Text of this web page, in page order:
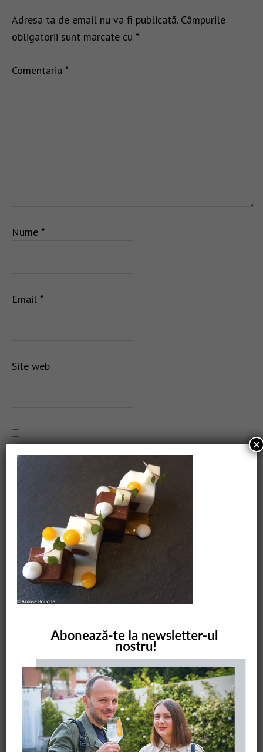
Adresa ta de email nu va fi publicată. Câmpurile
obligatorii sunt marcate cu *
Comentariu *
Nume *
Email *
Site web
navigator pentru data viitoare când o să comentez.
CAUTARE
COMANDĂ CARTEA NOASTRĂ
×